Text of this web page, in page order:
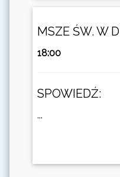
MSZE ŚW. W
18:00
SPOWIEDŹ:
...